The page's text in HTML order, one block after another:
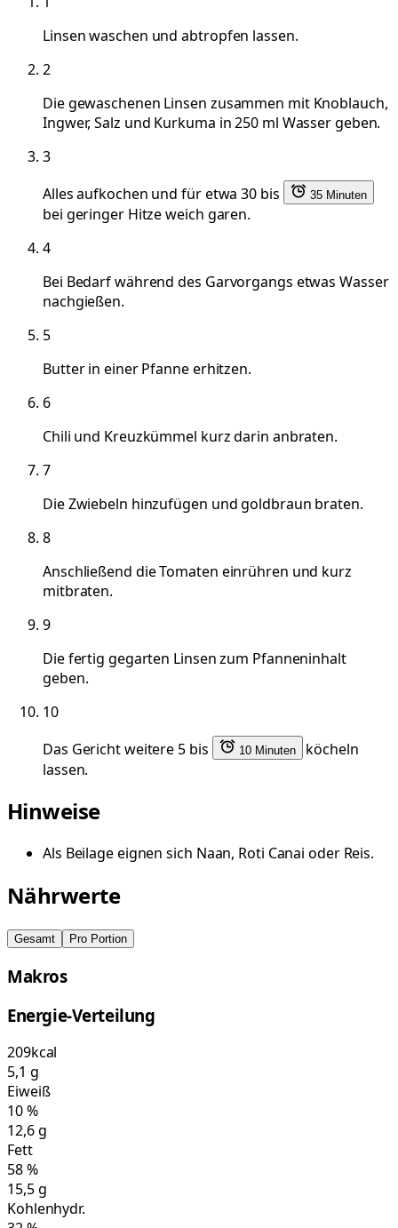
Linsen waschen und abtropfen lassen.
2
Die gewaschenen Linsen zusammen mit Knoblauch,
Ingwer, Salz und Kurkuma in 250 ml Wasser geben.
3
Alles aufkochen und für etwa 30 bis
35 Minuten
bei geringer Hitze weich garen.
4
Bei Bedarf während des Garvorgangs etwas Wasser
nachgießen.
5
Butter in einer Pfanne erhitzen.
6
Chili und Kreuzkümmel kurz darin anbraten.
7
Die Zwiebeln hinzufügen und goldbraun braten.
8
Anschließend die Tomaten einrühren und kurz
mitbraten.
9
Die fertig gegarten Linsen zum Pfanneninhalt
geben.
10
Das Gericht weitere 5 bis
10 Minuten
köcheln
lassen.
Hinweise
Als Beilage eignen sich Naan, Roti Canai oder Reis.
Nährwerte
Gesamt Pro Portion
Makros
Energie-Verteilung
209kcal
5,1 g
Eiweiß
10%
12,6g
Fett
58%
15,5g
Kohlenhydr.